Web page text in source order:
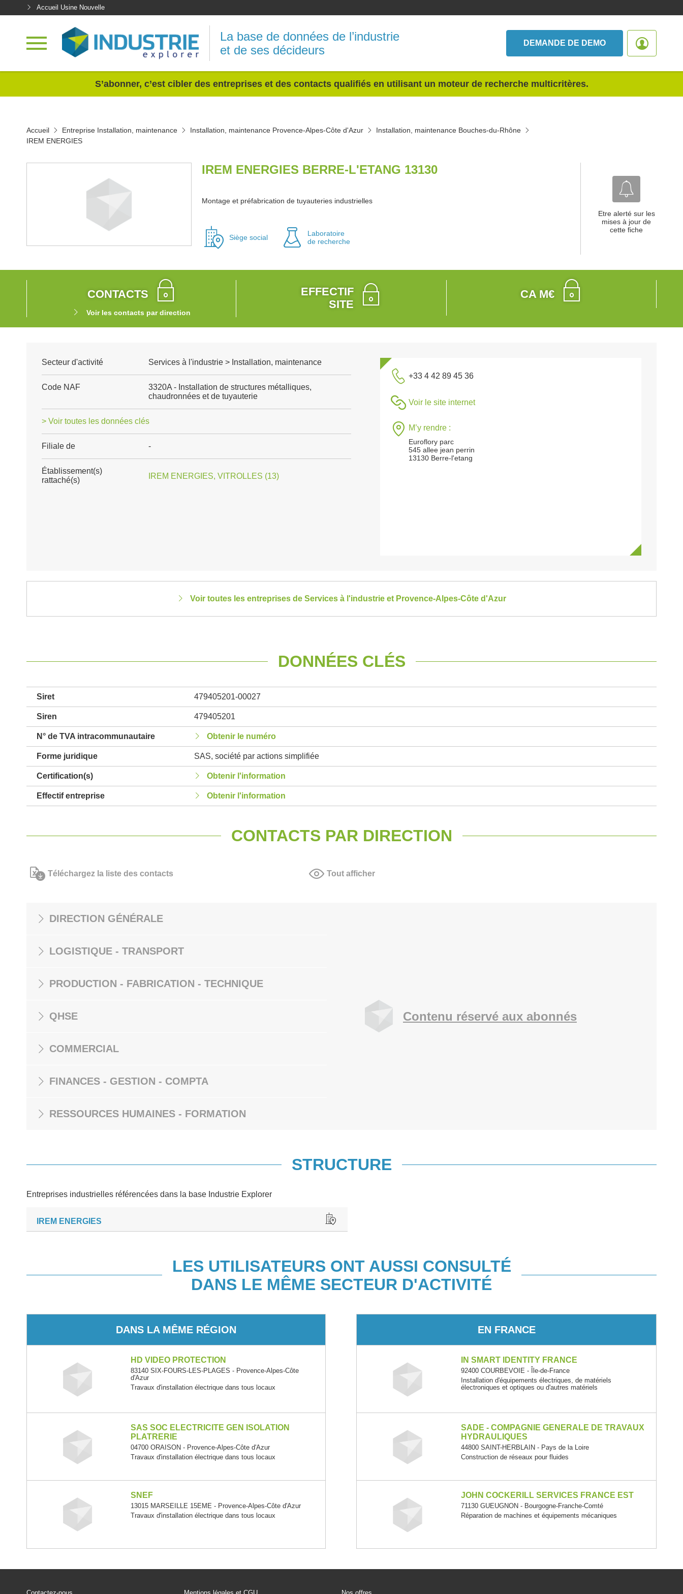
Accueil Usine Nouvelle
La base de données de l’industrie
et de ses décideurs
DEMANDE DE DEMO
S’abonner, c’est cibler des entreprises et des contacts qualifiés en utilisant un moteur de recherche multicritères.
Accueil Entreprise Installation, maintenance Installation, maintenance Provence-Alpes-Côte d'Azur
Installation, maintenance Bouches-du-Rhône
IREM ENERGIES
IREM ENERGIES BERRE-L'ETANG 13130
Montage et préfabrication de tuyauteries industrielles
Siège social
Laboratoire
de recherche
Etre alerté sur les
mises à jour de
cette fiche
CONTACTS
Voir les contacts par direction
EFFECTIF
SITE
CA M€
Secteur d'activité Services à l'industrie > Installation, maintenance
Code NAF
3320A - Installation de structures métalliques,
chaudronnées et de tuyauterie
> Voir toutes les données clés
Filiale de -
Établissement(s)
rattaché(s)
IREM ENERGIES, VITROLLES (13)
+33 4 42 89 45 36
Voir le site internet
M’y rendre :
Euroflory parc
545 allee jean perrin
13130 Berre-l'etang
Voir toutes les entreprises de Services à l'industrie et Provence-Alpes-Côte d'Azur
DONNÉES CLÉS
Siret 479405201-00027
Siren 479405201
N° de TVA intracommunautaire Obtenir le numéro
Forme juridique SAS, société par actions simplifiée
Certification(s) Obtenir l'information
Effectif entreprise Obtenir l'information
CONTACTS PAR DIRECTION
Téléchargez la liste des contacts Tout afficher
DIRECTION GÉNÉRALE
LOGISTIQUE - TRANSPORT
PRODUCTION - FABRICATION - TECHNIQUE
QHSE
COMMERCIAL
FINANCES - GESTION - COMPTA
RESSOURCES HUMAINES - FORMATION
Contenu réservé aux abonnés
STRUCTURE
Entreprises industrielles référencées dans la base Industrie Explorer
IREM ENERGIES
LES UTILISATEURS ONT AUSSI CONSULTÉ
DANS LE MÊME SECTEUR D'ACTIVITÉ
DANS LA MÊME RÉGION
HD VIDEO PROTECTION
83140 SIX-FOURS-LES-PLAGES - Provence-Alpes-Côte
d'Azur
Travaux d'installation électrique dans tous locaux
SAS SOC ELECTRICITE GEN ISOLATION
PLATRERIE
04700 ORAISON - Provence-Alpes-Côte d'Azur
Travaux d'installation électrique dans tous locaux
SNEF
13015 MARSEILLE 15EME - Provence-Alpes-Côte d'Azur
Travaux d'installation électrique dans tous locaux
EN FRANCE
IN SMART IDENTITY FRANCE
92400 COURBEVOIE - Île-de-France
Installation d'équipements électriques, de matériels
électroniques et optiques ou d'autres matériels
SADE - COMPAGNIE GENERALE DE TRAVAUX
HYDRAULIQUES
44800 SAINT-HERBLAIN - Pays de la Loire
Construction de réseaux pour fluides
JOHN COCKERILL SERVICES FRANCE EST
71130 GUEUGNON - Bourgogne-Franche-Comté
Réparation de machines et équipements mécaniques